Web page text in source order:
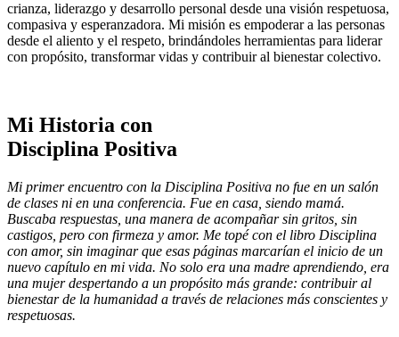
crianza, liderazgo y desarrollo personal desde una visión respetuosa,
compasiva y esperanzadora. Mi misión es empoderar a las personas
desde el aliento y el respeto, brindándoles herramientas para liderar
con propósito, transformar vidas y contribuir al bienestar colectivo.
Mi Historia con
Disciplina Positiva
Mi primer encuentro con la Disciplina Positiva no fue en un salón
de clases ni en una conferencia. Fue en casa, siendo mamá.
Buscaba respuestas, una manera de acompañar sin gritos, sin
castigos, pero con firmeza y amor. Me topé con el libro Disciplina
con amor, sin imaginar que esas páginas marcarían el inicio de un
nuevo capítulo en mi vida. No solo era una madre aprendiendo, era
una mujer despertando a un propósito más grande: contribuir al
bienestar de la humanidad a través de relaciones más conscientes y
respetuosas.